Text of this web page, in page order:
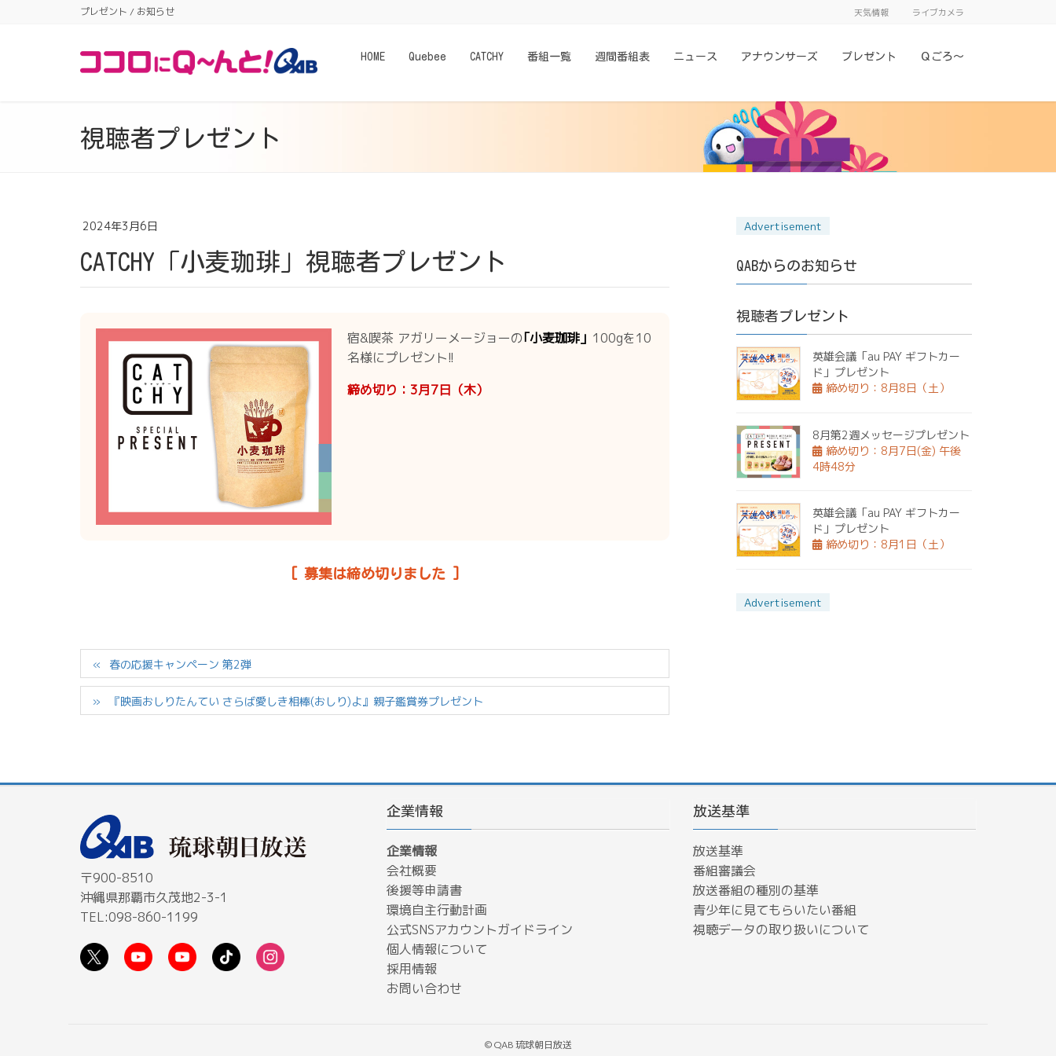
プレゼント / お知らせ 天気情報 ライブカメラ
HOME Quebee CATCHY 番組一覧 週間番組表 ニュース アナウンサーズ プレゼント Ｑごろ〜
視聴者プレゼント
2024年3月6日
CATCHY「小麦珈琲」視聴者プレゼント
宿&喫茶 アガリーメージョーの｢小麦珈琲」 100gを10
名様にプレゼント!!
締め切り：3月7日（木）
[ 募集は締め切りました ]
春の応援キャンペーン 第2弾
『映画おしりたんてい さらば愛しき相棒(おしり)よ』親子鑑賞券プレゼント
QABからのお知らせ
視聴者プレゼント
英雄会議「au PAY ギフトカー
ド」プレゼント
締め切り：8月8日（土）
8月第2週メッセージプレゼント
締め切り：8月7日(金) 午後
4時48分
英雄会議「au PAY ギフトカー
ド」プレゼント
締め切り：8月1日（土）
〒900-8510
沖縄県那覇市久茂地2-3-1
TEL:098-860-1199
企業情報
企業情報
会社概要
後援等申請書
環境自主行動計画
公式SNSアカウントガイドライン
個人情報について
採用情報
お問い合わせ
放送基準
放送基準
番組審議会
放送番組の種別の基準
青少年に見てもらいたい番組
​視聴データの取り扱いについて
© QAB 琉球朝日放送